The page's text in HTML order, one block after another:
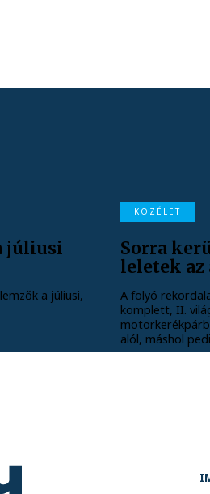
júliusi
a júliusi,
KÖZÉLET
Sorra
leletek az
A folyó
komplett, II.
alól, máshol